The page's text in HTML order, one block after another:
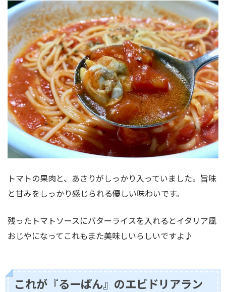
トマトの果肉と、あさりがしっかり入っていました。旨味
と甘みをしっかり感じられる優しい味わいです。
残ったトマトソースにバターライスを入れるとイタリア風
おじやになってこれもまた美味しいらしいですよ♪
これが『るーぱん』のエビドリアラン